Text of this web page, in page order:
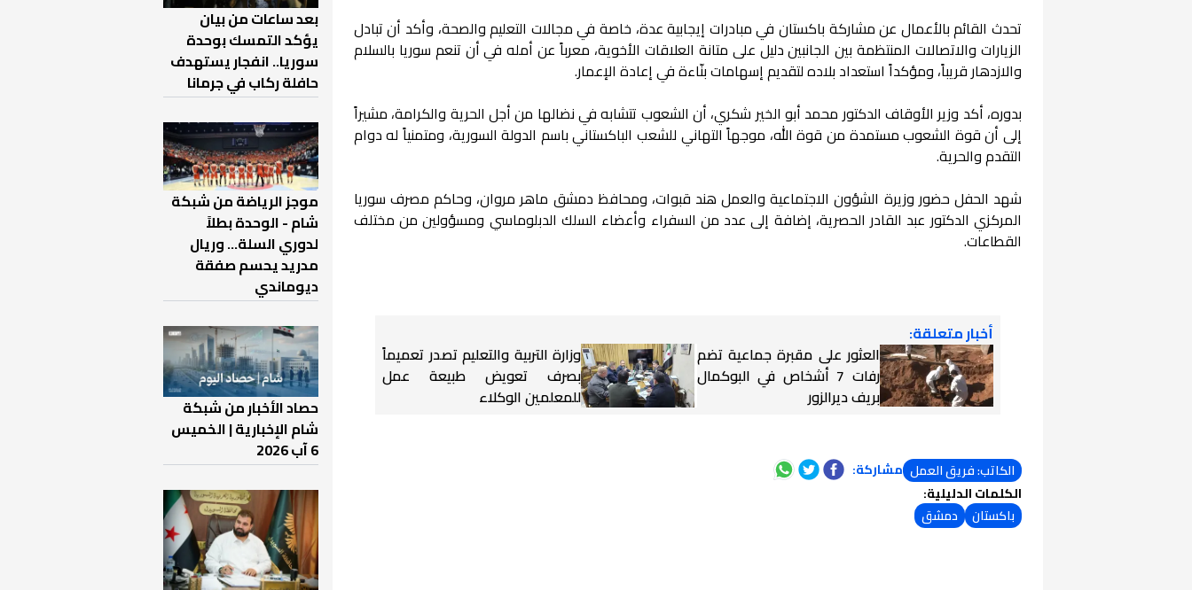
تحدث القائم بالأعمال عن مشاركة باكستان في مبادرات إيجابية عدة، خاصة في مجالات التعليم والصحة، وأكد أن تبادل
الزيارات والاتصالات المنتظمة بين الجانبين دليل على متانة العلاقات الأخوية، معرباً عن أمله في أن تنعم سوريا بالسلام
والازدهار قريباً، ومؤكداً استعداد بلاده لتقديم إسهامات بنّاءة في إعادة الإعمار.
بدوره، أكد وزير الأوقاف الدكتور محمد أبو الخير شكري، أن الشعوب تتشابه في نضالها من أجل الحرية والكرامة، مشيراً
إلى أن قوة الشعوب مستمدة من قوة الله، موجهاً التهاني للشعب الباكستاني باسم الدولة السورية، ومتمنياً له دوام
التقدم والحرية.
شهد الحفل حضور وزيرة الشؤون الاجتماعية والعمل هند قبوات، ومحافظ دمشق ماهر مروان، وحاكم مصرف سوريا
المركزي الدكتور عبد القادر الحصرية، إضافة إلى عدد من السفراء وأعضاء السلك الدبلوماسي ومسؤولين من مختلف
القطاعات.
أخبار متعلقة:
العثور على مقبرة جماعية تضم
رفات 7 أشخاص في البوكمال
بريف ديرالزور
وزارة التربية والتعليم تصدر تعميماً
بصرف تعويض طبيعة عمل
للمعلمين الوكلاء
الكاتب: فريق العمل مشاركة:
الكلمات الدليلية:
باكستان
دمشق
بعد ساعات من بيان
يؤكد التمسك بوحدة
سوريا.. انفجار يستهدف
حافلة ركاب في جرمانا
موجز الرياضة من شبكة
شام - الوحدة بطلاً
لدوري السلة... وريال
مدريد يحسم صفقة
ديوماندي
حصاد الأخبار من شبكة
شام الإخبارية | الخميس
6 آب 2026